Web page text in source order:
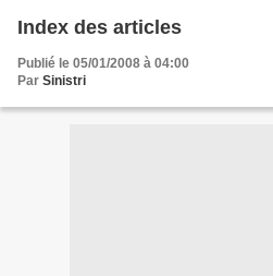
Index des articles
Publié le 05/01/2008 à 04:00
Par Sinistri